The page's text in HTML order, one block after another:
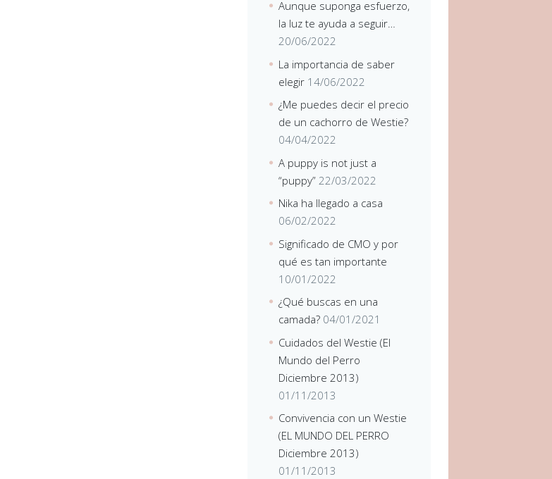
Aunque suponga esfuerzo,
la luz te ayuda a seguir…
20/06/2022
La importancia de saber
elegir 14/06/2022
¿Me puedes decir el precio
de un cachorro de Westie?
04/04/2022
A puppy is not just a
“puppy” 22/03/2022
Nika ha llegado a casa
06/02/2022
Significado de CMO y por
qué es tan importante
10/01/2022
¿Qué buscas en una
camada? 04/01/2021
Cuidados del Westie (El
Mundo del Perro
Diciembre 2013)
01/11/2013
Convivencia con un Westie
(EL MUNDO DEL PERRO
Diciembre 2013)
01/11/2013